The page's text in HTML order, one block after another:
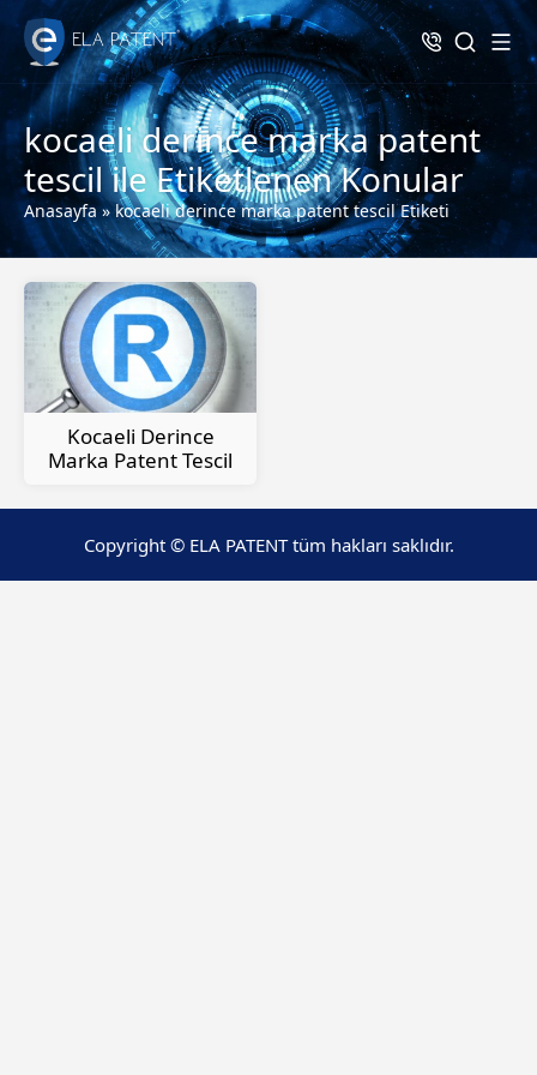
kocaeli derince marka patent
tescil ile Etiketlenen Konular
Anasayfa»kocaeli derince marka patent tescil Etiketi
Kocaeli Derince
Marka Patent Tescil
Copyright © ELA PATENT tüm hakları saklıdır.